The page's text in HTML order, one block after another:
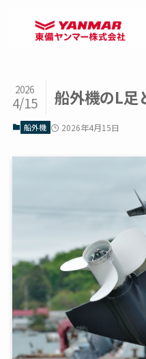
船外機のL足
2026
4/15
船外機 2026年4月15日